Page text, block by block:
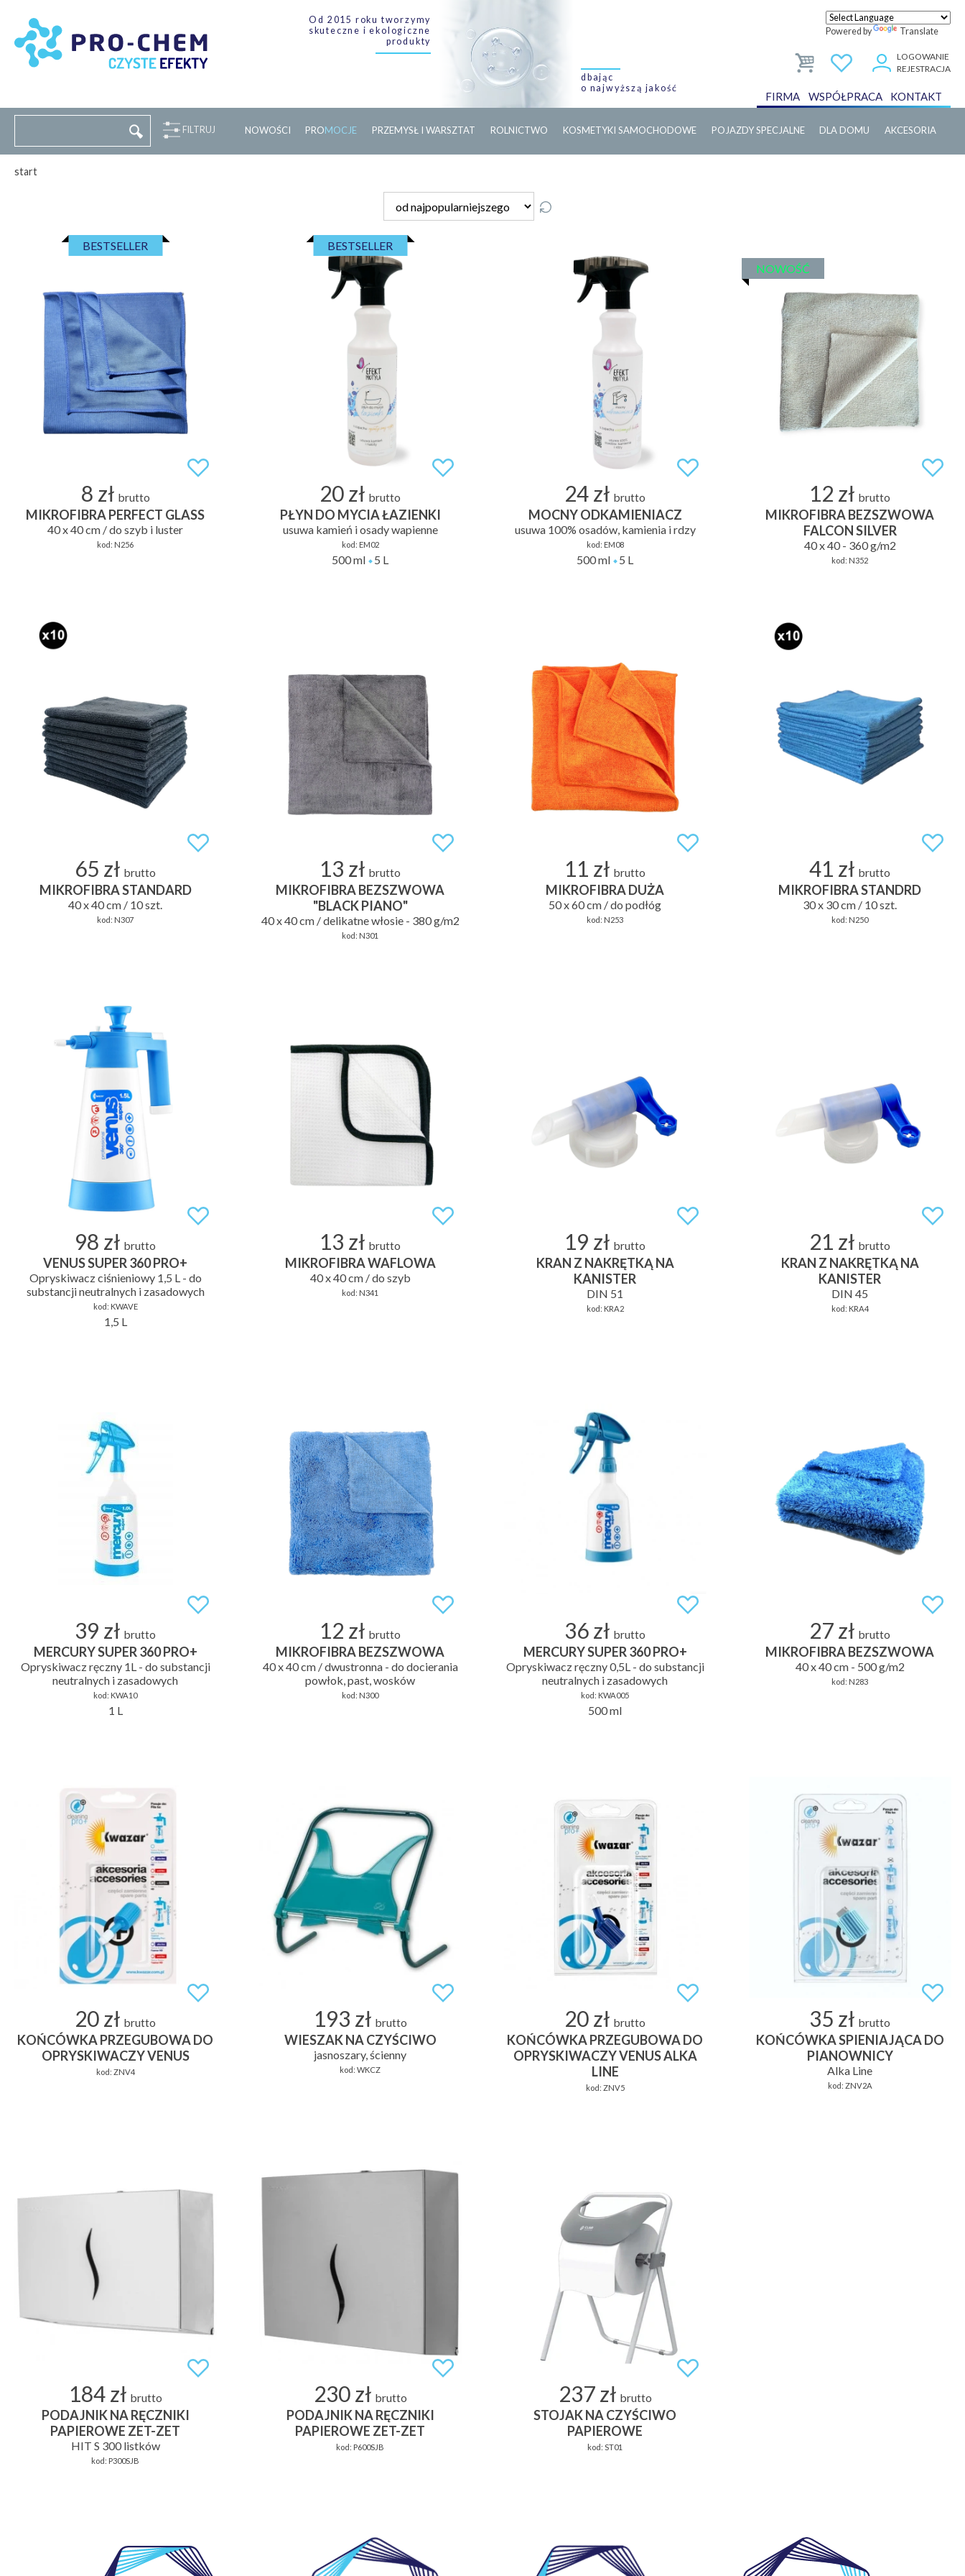
Od 2015 roku tworzymy
skuteczne i ekologiczne
produkty
dbając
o najwyższą jakość
Powered by Translate
LOGOWANIE
REJESTRACJA
FIRMA WSPÓŁPRACA KONTAKT
FILTRUJ NOWOŚCI PROMOC JE PRZEMYSŁ I WARSZTAT ROLNICTWO KOSMETYKI SAMOCHODOWE POJAZDY SPECJALNE DLA DOMU AKCESORIA
start
BESTSELLER
8 zł brutto
MIKROFIBRA PERFECT GLASS
40 x 40 cm / do szyb i luster
kod: N256
BESTSELLER
20 zł brutto
PŁYN DO MYCIA ŁAZIENKI
usuwa kamień i osady wapienne
kod: EM02
500 ml 5 L
24 zł brutto
MOCNY ODKAMIENIACZ
usuwa 100% osadów, kamienia i rdzy
kod: EM08
500 ml 5 L
NOWOŚĆ
12 zł brutto
MIKROFIBRA BEZSZWOWA
FALCON SILVER
40 x 40 - 360 g/m2
kod: N352
65 zł brutto
MIKROFIBRA STANDARD
40 x 40 cm / 10 szt.
kod: N307
13 zł brutto
MIKROFIBRA BEZSZWOWA
"BLACK PIANO"
40 x 40 cm / delikatne włosie - 380 g/m2
kod: N301
11 zł brutto
MIKROFIBRA DUŻA
50 x 60 cm / do podłóg
kod: N253
41 zł brutto
MIKROFIBRA STANDRD
30 x 30 cm / 10 szt.
kod: N250
98 zł brutto
VENUS SUPER 360 PRO+
Opryskiwacz ciśnieniowy 1,5 L - do
substancji neutralnych i zasadowych
kod: KWAVE
1,5 L
13 zł brutto
MIKROFIBRA WAFLOWA
40 x 40 cm / do szyb
kod: N341
19 zł brutto
KRAN Z NAKRĘTKĄ NA
KANISTER
DIN 51
kod: KRA2
21 zł brutto
KRAN Z NAKRĘTKĄ NA
KANISTER
DIN 45
kod: KRA4
39 zł brutto
MERCURY SUPER 360 PRO+
Opryskiwacz ręczny 1L - do substancji
neutralnych i zasadowych
kod: KWA10
1 L
12 zł brutto
MIKROFIBRA BEZSZWOWA
40 x 40 cm / dwustronna - do docierania
powłok, past, wosków
kod: N300
36 zł brutto
MERCURY SUPER 360 PRO+
Opryskiwacz ręczny 0,5L - do substancji
neutralnych i zasadowych
kod: KWA005
500 ml
27 zł brutto
MIKROFIBRA BEZSZWOWA
40 x 40 cm - 500 g/m2
kod: N283
20 zł brutto
KOŃCÓWKA PRZEGUBOWA DO
OPRYSKIWACZY VENUS
kod: ZNV4
193 zł brutto
WIESZAK NA CZYŚCIWO
jasnoszary, ścienny
kod: WKCZ
20 zł brutto
KOŃCÓWKA PRZEGUBOWA DO
OPRYSKIWACZY VENUS ALKA
LINE
kod: ZNV5
35 zł brutto
KOŃCÓWKA SPIENIAJĄCA DO
PIANOWNICY
Alka Line
kod: ZNV2A
184 zł brutto
PODAJNIK NA RĘCZNIKI
PAPIEROWE ZET-ZET
HIT S 300 listków
kod: P300SJB
230 zł brutto
PODAJNIK NA RĘCZNIKI
PAPIEROWE ZET-ZET
kod: P600SJB
237 zł brutto
STOJAK NA CZYŚCIWO
PAPIEROWE
kod: ST01